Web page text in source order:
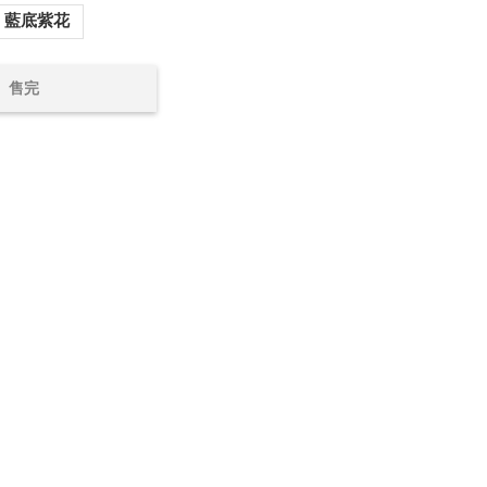
藍底紫花
售完